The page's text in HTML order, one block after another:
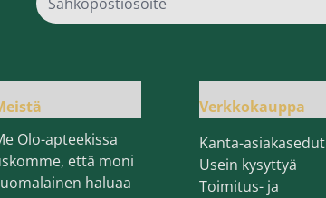
Olo-apteekissa
että moni
haluaa
Verkkokauppa
Kanta-asiakasedut
Usein kysyttyä
Toimitus- ja